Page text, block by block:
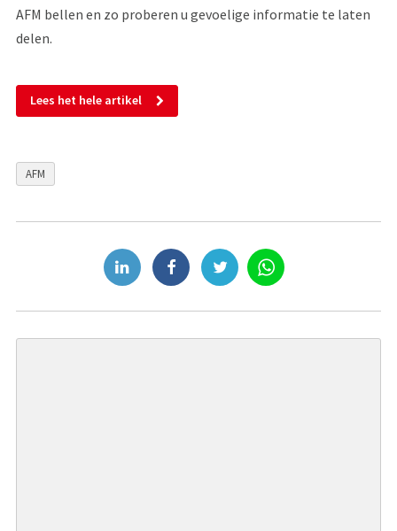
AFM bellen en zo proberen u gevoelige informatie te laten
delen.
Lees het hele artikel
AFM